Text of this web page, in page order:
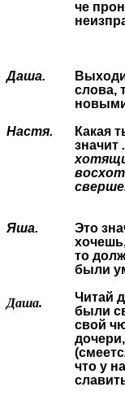
че
Даша.
слова,
Настя.
Какая
значит
Яша.
Это
то
были
Даша.
Читай
были
свой
что у